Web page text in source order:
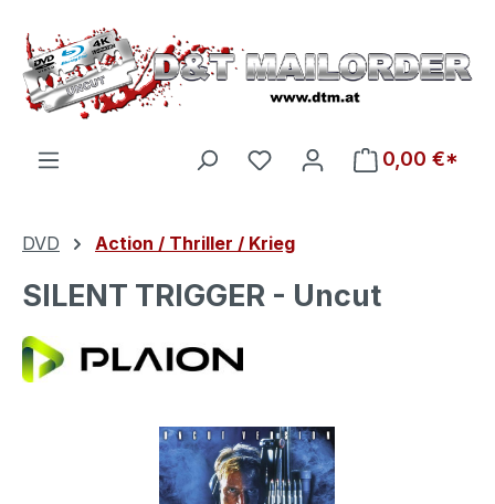
Zum Hauptinhalt springen
Du hast 0 Produkte auf
0,00 €*
DVD Action / Thriller / Krieg
SILENT TRIGGER - Uncut
Bildergalerie überspringen